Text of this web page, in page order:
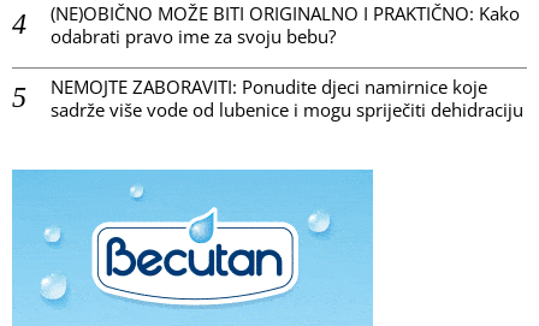
(NE)OBIČNO MOŽE BITI ORIGINALNO I PRAKTIČNO: Kako
odabrati pravo ime za svoju bebu?
NEMOJTE ZABORAVITI: Ponudite djeci namirnice koje
sadrže više vode od lubenice i mogu spriječiti dehidraciju